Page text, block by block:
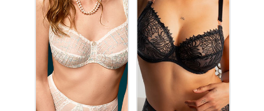
avec ce bleu roi métalique.
Les soutiens-gorge sont
ornés d'un petit bijou
décoratif.
Fabriquée avec des
matières fines et de haute
qualité.La collection Matrix
propose de nombreux type
de produit slip, string, shorty,